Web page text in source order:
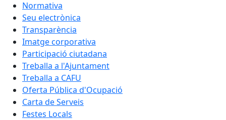
Normativa
Seu electrònica
Transparència
Imatge corporativa
Participació ciutadana
Treballa a l'Ajuntament
Treballa a CAFU
Oferta Pública d'Ocupació
Carta de Serveis
Festes Locals